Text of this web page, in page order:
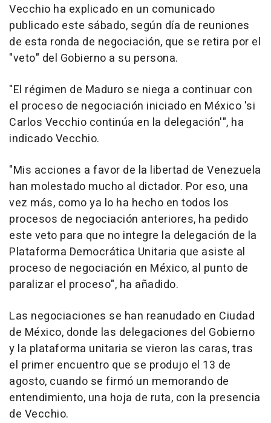
Vecchio ha explicado en un comunicado
publicado este sábado, según día de reuniones
de esta ronda de negociación, que se retira por el
"veto" del Gobierno a su persona.
"El régimen de Maduro se niega a continuar con
el proceso de negociación iniciado en México 'si
Carlos Vecchio continúa en la delegación'", ha
indicado Vecchio.
"Mis acciones a favor de la libertad de Venezuela
han molestado mucho al dictador. Por eso, una
vez más, como ya lo ha hecho en todos los
procesos de negociación anteriores, ha pedido
este veto para que no integre la delegación de la
Plataforma Democrática Unitaria que asiste al
proceso de negociación en México, al punto de
paralizar el proceso", ha añadido.
Las negociaciones se han reanudado en Ciudad
de México, donde las delegaciones del Gobierno
y la plataforma unitaria se vieron las caras, tras
el primer encuentro que se produjo el 13 de
agosto, cuando se firmó un memorando de
entendimiento, una hoja de ruta, con la presencia
de Vecchio.